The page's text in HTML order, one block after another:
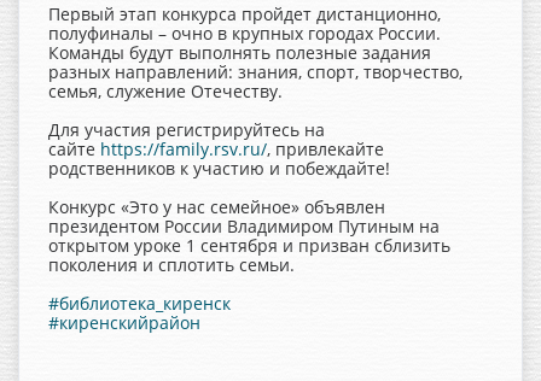
Первый этап конкурса пройдет дистанционно,
полуфиналы – очно в крупных городах России.
Команды будут выполнять полезные задания
разных направлений: знания, спорт, творчество,
семья, служение Отечеству.
Для участия регистрируйтесь на
сайте https://family.rsv.ru/, привлекайте
родственников к участию и побеждайте!
Конкурс «Это у нас семейное» объявлен
президентом России Владимиром Путиным на
открытом уроке 1 сентября и призван сблизить
поколения и сплотить семьи.
#библиотека_киренск
#киренскийрайон